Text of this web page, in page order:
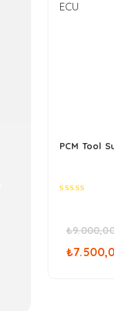
PCM Tool
₺
₺